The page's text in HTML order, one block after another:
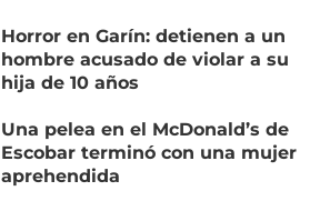
Horror en Garín: detienen a un
hombre acusado de violar a su
hija de 10 años
Una pelea en el McDonald’s de
Escobar terminó con una mujer
aprehendida